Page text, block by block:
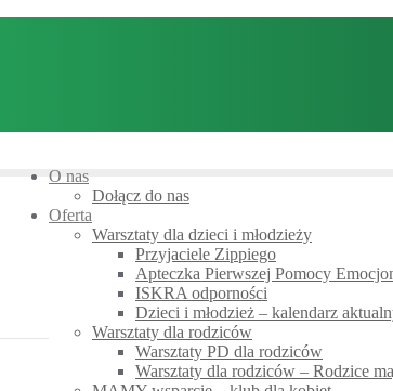
O nas
Dołącz do nas
Oferta
Warsztaty dla dzieci i młodzieży
Przyjaciele Zippiego
Apteczka Pierwszej Pomocy
ISKRA odporności
Dzieci i młodzież – kalendarz
Warsztaty dla rodziców
Warsztaty PD dla rodziców
Warsztaty dla rodziców – Rodzice